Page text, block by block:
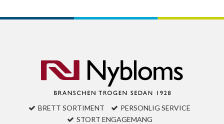
BRETT SORTIMENT
PERSONLIG SERVICE
STORT ENGAGEMANG